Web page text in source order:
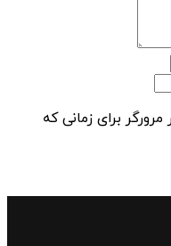
برای زمانی که